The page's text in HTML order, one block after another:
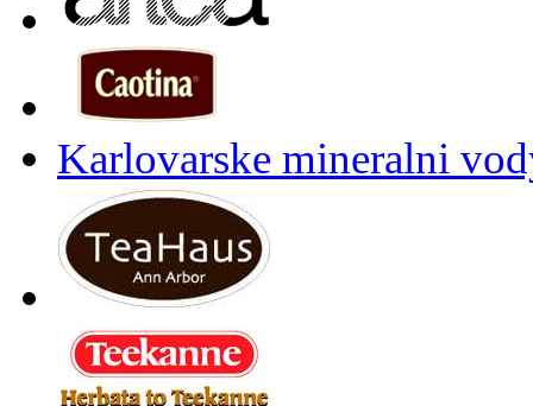
Karlovarske mineralni